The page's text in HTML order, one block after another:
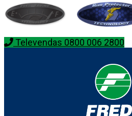
Televendas 0800 006 2800